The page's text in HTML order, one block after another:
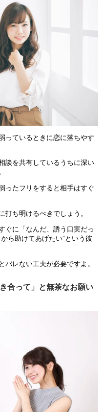
っているときに恋に落ちやす
談を共有しているうちに深い
ったフリをすると相手はすぐ
打ち明けるべきでしょう。
ぐに「なんだ、誘う口実だっ
ら助けてあげたい”という彼
バレない工夫が必要ですよ。
合って」と無茶なお願い